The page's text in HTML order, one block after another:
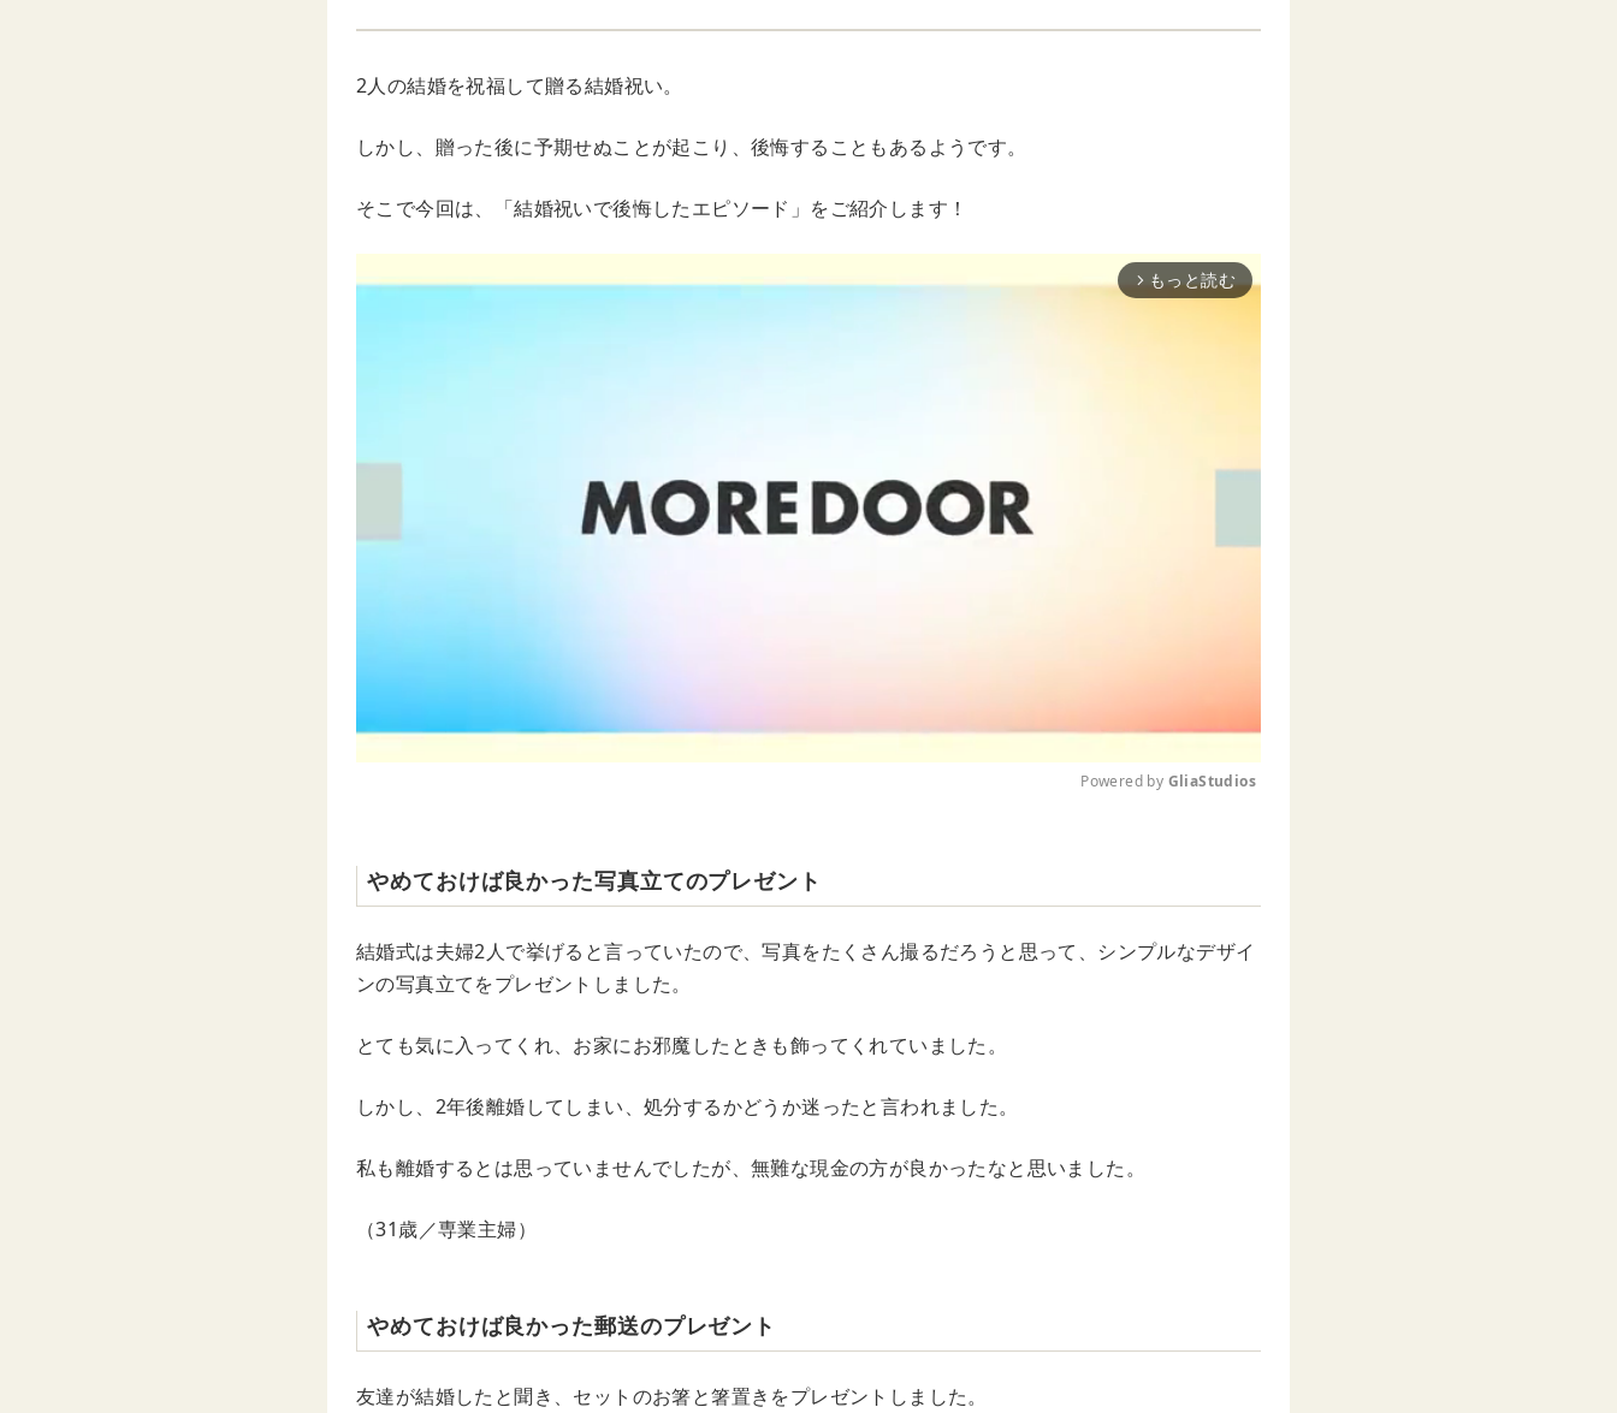
2人の結婚を祝福して贈る結婚祝い。
しかし、贈った後に予期せぬことが起こり、後悔することもあるようです。
そこで今回は、「結婚祝いで後悔したエピソード」をご紹介します！
arrow_forward_ios もっと読む
t
e
Powered by GliaStudios
やめておけば良かった写真立てのプレゼント
結婚式は夫婦2人で挙げると言っていたので、写真をたくさん撮るだろうと思って、シンプルなデザイ
ンの写真立てをプレゼントしました。
とても気に入ってくれ、お家にお邪魔したときも飾ってくれていました。
しかし、2年後離婚してしまい、処分するかどうか迷ったと言われました。
私も離婚するとは思っていませんでしたが、無難な現金の方が良かったなと思いました。
（31歳／専業主婦）
やめておけば良かった郵送のプレゼント
友達が結婚したと聞き、セットのお箸と箸置きをプレゼントしました。